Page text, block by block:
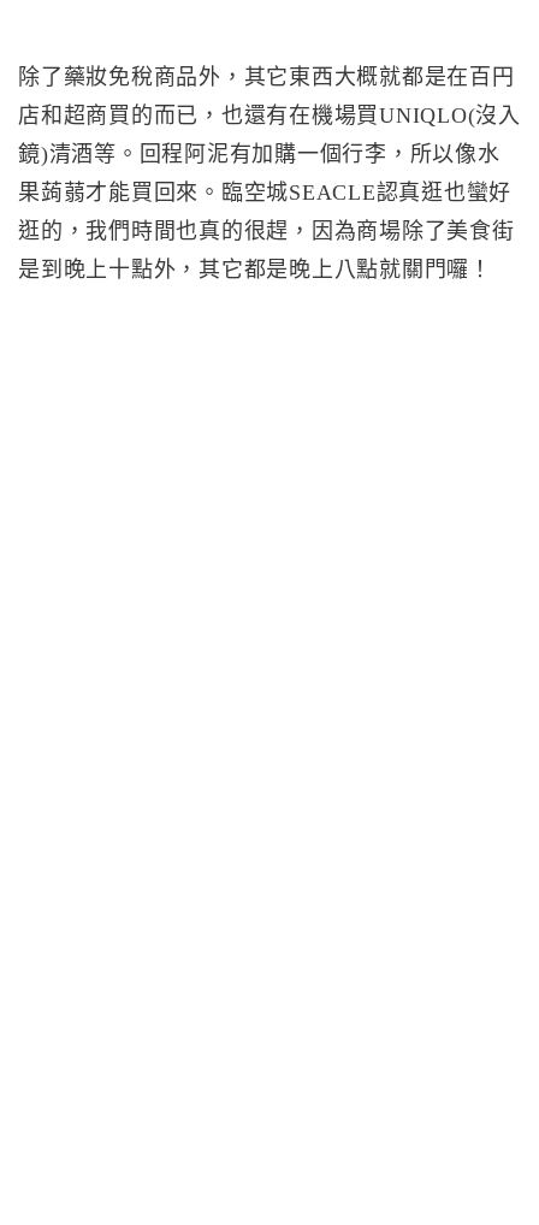
除了藥妝免稅商品外，其它東西大概就都是在百円
店和超商買的而已，也還有在機場買UNIQLO(沒入
鏡)清酒等。回程阿泥有加購一個行李，所以像水
果蒟蒻才能買回來。臨空城SEACLE認真逛也蠻好
逛的，我們時間也真的很趕，因為商場除了美食街
是到晚上十點外，其它都是晚上八點就關門囉！